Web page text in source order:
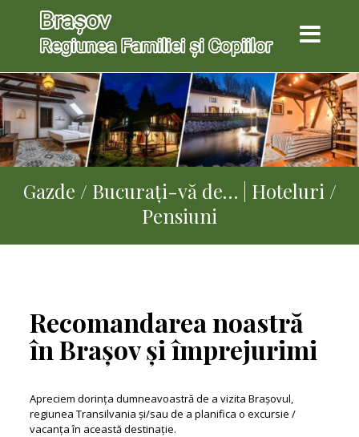
Gazde / Bucurați-vă de… | Hoteluri /
Pensiuni
Recomandarea noastră
în Brașov și împrejurimi
Apreciem dorința dumneavoastră de a vizita Brașovul,
regiunea Transilvania și/sau de a planifica o excursie /
vacanța în această destinație.